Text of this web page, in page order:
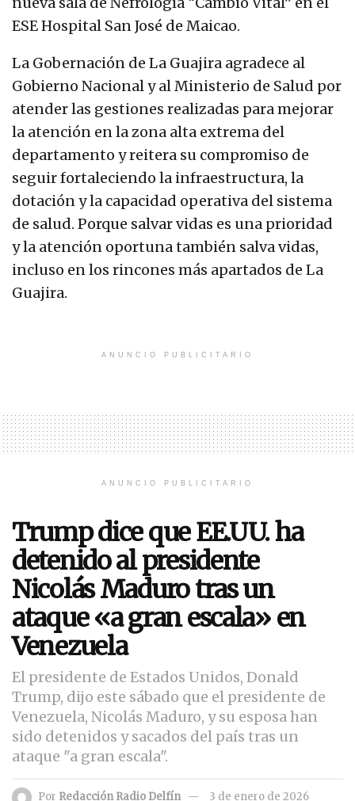
ESE Hospital San José de Maicao.
La Gobernación de La Guajira agradece al
Gobierno Nacional y al Ministerio de Salud por
atender las gestiones realizadas para mejorar
la atención en la zona alta extrema del
departamento y reitera su compromiso de
seguir fortaleciendo la infraestructura, la
dotación y la capacidad operativa del sistema
de salud. Porque salvar vidas es una prioridad
y la atención oportuna también salva vidas,
incluso en los rincones más apartados de La
Guajira.
ANUNCIO PUBLICITARIO
ANUNCIO PUBLICITARIO
Trump dice que EE.UU. ha
detenido al presidente
Nicolás Maduro tras un
ataque «a gran escala» en
Venezuela
El presidente de Estados Unidos, Donald
Trump, dijo este sábado que el presidente de
Venezuela, Nicolás Maduro, y su esposa han
sido detenidos y sacados del país tras un
ataque "a gran escala".
Por Redacción Radio Delfín
3 de enero de 2026